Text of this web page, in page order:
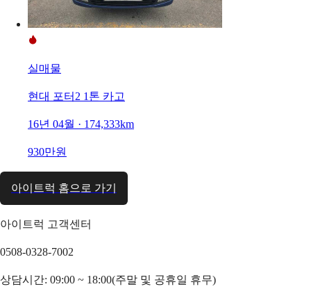
실매물
현대 포터2 1톤 카고
16년 04월 · 174,333km
930만원
아이트럭 홈으로 가기
아이트럭 고객센터
0508-0328-7002
상담시간: 09:00 ~ 18:00(주말 및 공휴일 휴무)